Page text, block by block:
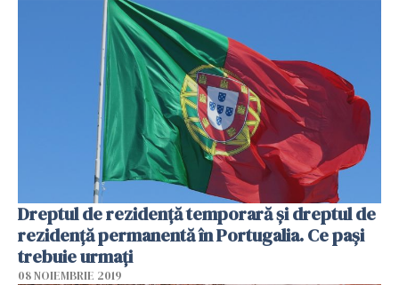
Dreptul de rezidență temporară și dreptul de
rezidență permanentă în Portugalia. Ce pași
trebuie urmați
08 NOIEMBRIE 2019